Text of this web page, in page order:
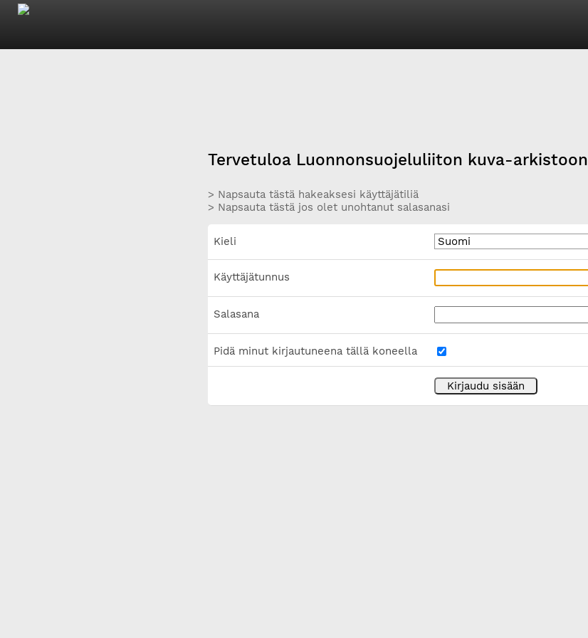
Tervetuloa Luonnonsuojeluliiton kuva-arkistoon
> Napsauta tästä hakeaksesi käyttäjätiliä
> Napsauta tästä jos olet unohtanut salasanasi
Kieli
Käyttäjätunnus
Salasana
Pidä minut kirjautuneena tällä koneella